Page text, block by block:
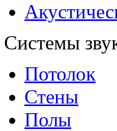
Системы
Потолок
Стены
Полы